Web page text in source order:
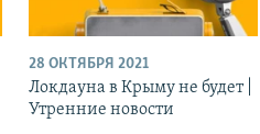
28 ОКТЯБРЯ 2021
Локдауна в Крыму не будет |
Утренние новости